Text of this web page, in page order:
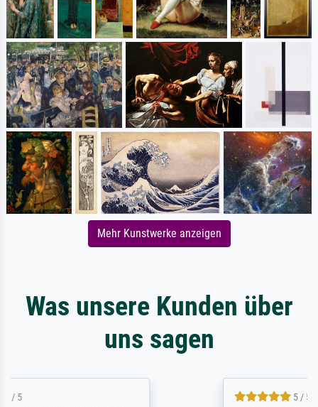
Mehr Kunstwerke anzeigen
Was unsere Kunden über
uns sagen